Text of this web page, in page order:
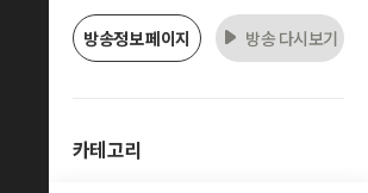
방송정보 페이지 방송 다시보기
카테고리